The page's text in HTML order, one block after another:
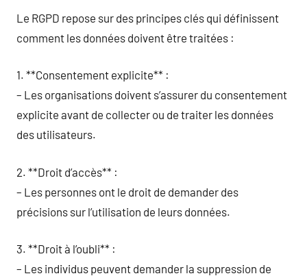
Le RGPD repose sur des principes clés qui définissent
comment les données doivent être traitées :
1. **Consentement explicite** :
– Les organisations doivent s’assurer du consentement
explicite avant de collecter ou de traiter les données
des utilisateurs.
2. **Droit d’accès** :
– Les personnes ont le droit de demander des
précisions sur l’utilisation de leurs données.
3. **Droit à l’oubli** :
– Les individus peuvent demander la suppression de